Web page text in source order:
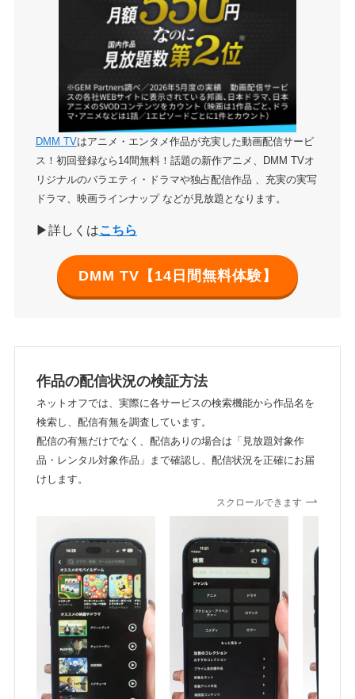
DMM TVはアニメ・エンタメ作品が充実した動画配信サービ
ス！初回登録なら14間無料！話題の新作アニメ、DMM TVオ
リジナルのバラエティ・ドラマや独占配信作品 、充実の実写
ドラマ、映画ラインナップ などが見放題となります。
▶詳しくはこちら
DMM TV【14日間無料体験】
作品の配信状況の検証方法
ネットオフでは、実際に各サービスの検索機能から作品名を
検索し、配信有無を調査しています。
配信の有無だけでなく、配信ありの場合は「見放題対象作
品・レンタル対象作品」まで確認し、配信状況を正確にお届
けします。
スクロールできます